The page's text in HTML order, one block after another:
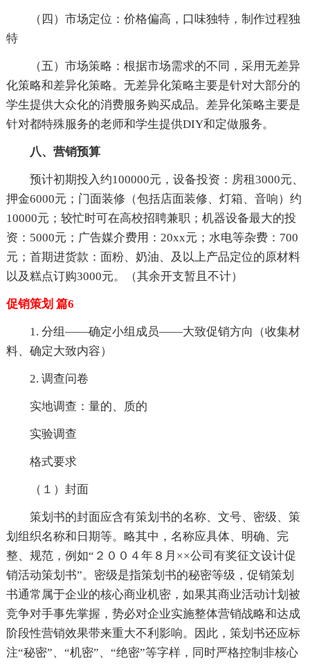
（四）市场定位：价格偏高，口味独特，制作过程独
特
（五）市场策略：根据市场需求的不同，采用无差异
化策略和差异化策略。无差异化策略主要是针对大部分的
学生提供大众化的消费服务购买成品。差异化策略主要是
针对都特殊服务的老师和学生提供DIY和定做服务。
八、营销预算
预计初期投入约100000元，设备投资：房租3000元、
押金6000元；门面装修（包括店面装修、灯箱、音响）约
10000元；较忙时可在高校招聘兼职；机器设备最大的投
资：5000元；广告媒介费用：20xx元；水电等杂费：700
元；首期进货款：面粉、奶油、及以上产品定位的原材料
以及糕点订购3000元。（其余开支暂且不计）
促销策划 篇6
1. 分组——确定小组成员——大致促销方向（收集材
料、确定大致内容）
2. 调查问卷
实地调查：量的、质的
实验调查
格式要求
（１）封面
策划书的封面应含有策划书的名称、文号、密级、策
划组织名称和日期等。略其中，名称应具体、明确、完
整、规范，例如“２００４年８月××公司有奖征文设计促
销活动策划书”。密级是指策划书的秘密等级，促销策划
书通常属于企业的核心商业机密，如果其商业活动计划被
竞争对手事先掌握，势必对企业实施整体营销战略和达成
阶段性营销效果带来重大不利影响。因此，策划书还应标
注“秘密”、“机密”、“绝密”等字样，同时严格控制非核心